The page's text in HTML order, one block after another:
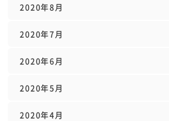
2020年8月
2020年7月
2020年6月
2020年5月
2020年4月